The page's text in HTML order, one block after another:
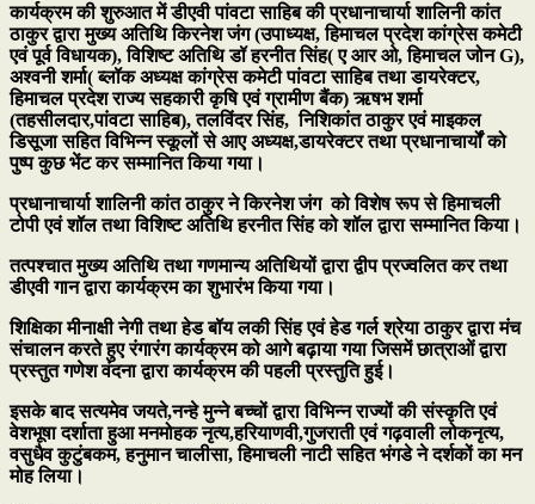
कार्यक्रम की शुरुआत में डीएवी पांवटा साहिब की प्रधानाचार्या शालिनी कांत
ठाकुर द्वारा मुख्य अतिथि किरनेश जंग (उपाध्यक्ष, हिमाचल प्रदेश कांग्रेस कमेटी
एवं पूर्व विधायक), विशिष्ट अतिथि डॉ हरनीत सिंह( ए आर ओ, हिमाचल जोन G),
अश्वनी शर्मा( ब्लॉक अध्यक्ष कांग्रेस कमेटी पांवटा साहिब तथा डायरेक्टर,
हिमाचल प्रदेश राज्य सहकारी कृषि एवं ग्रामीण बैंक) ऋषभ शर्मा
(तहसीलदार,पांवटा साहिब), तलविंदर सिंह, निशिकांत ठाकुर एवं माइकल
डिसूजा सहित विभिन्न स्कूलों से आए अध्यक्ष,डायरेक्टर तथा प्रधानाचार्यों को
पुष्प कुछ भेंट कर सम्मानित किया गया।
प्रधानाचार्या शालिनी कांत ठाकुर ने किरनेश जंग को विशेष रूप से हिमाचली
टोपी एवं शॉल तथा विशिष्ट अतिथि हरनीत सिंह को शॉल द्वारा सम्मानित किया।
तत्पश्चात मुख्य अतिथि तथा गणमान्य अतिथियों द्वारा द्वीप प्रज्वलित कर तथा
डीएवी गान द्वारा कार्यक्रम का शुभारंभ किया गया।
शिक्षिका मीनाक्षी नेगी तथा हेड बॉय लकी सिंह एवं हेड गर्ल श्रेया ठाकुर द्वारा मंच
संचालन करते हुए रंगारंग कार्यक्रम को आगे बढ़ाया गया जिसमें छात्राओं द्वारा
प्रस्तुत गणेश वंदना द्वारा कार्यक्रम की पहली प्रस्तुति हुई।
इसके बाद सत्यमेव जयते,नन्हे मुन्ने बच्चों द्वारा विभिन्न राज्यों की संस्कृति एवं
वेशभूषा दर्शाता हुआ मनमोहक नृत्य,हरियाणवी,गुजराती एवं गढ़वाली लोकनृत्य,
वसुधैव कुटुंबकम, हनुमान चालीसा, हिमाचली नाटी सहित भंगडे ने दर्शकों का मन
मोह लिया।